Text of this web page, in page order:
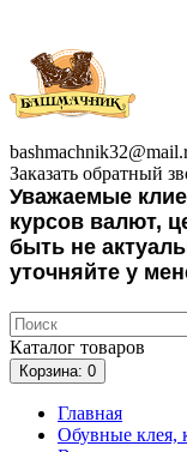
Заказать обратный
Уважаемые
курсов валют,
быть не
уточняйте у
Каталог товаров
Корзина: 0
Главная
Обувные клея,